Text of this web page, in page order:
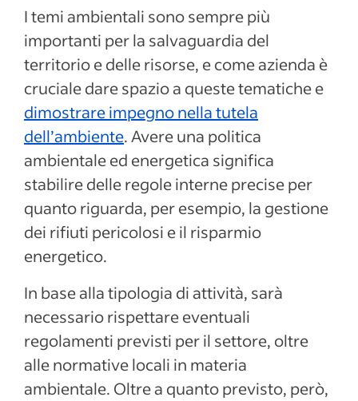
I temi ambientali sono sempre più
importanti per la salvaguardia del
territorio e delle risorse, e come azienda è
cruciale dare spazio a queste tematiche e
dimostrare impegno nella tutela
dell’ambiente. Avere una politica
ambientale ed energetica significa
stabilire delle regole interne precise per
quanto riguarda, per esempio, la gestione
dei rifiuti pericolosi e il risparmio
energetico.
In base alla tipologia di attività, sarà
necessario rispettare eventuali
regolamenti previsti per il settore, oltre
alle normative locali in materia
ambientale. Oltre a quanto previsto, però,